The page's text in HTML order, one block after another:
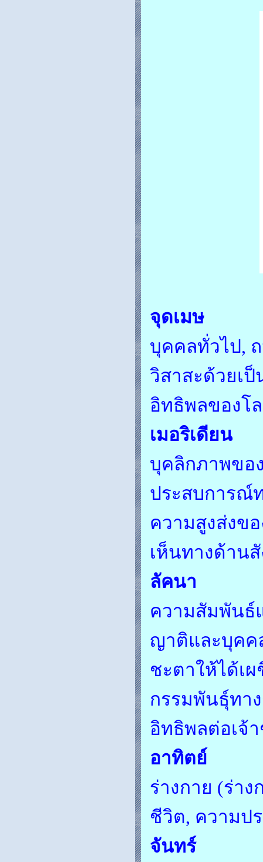
จุดเมษ
บุคคลทั่วไป,
วิสาสะด้วยเ
อิทธิพลของโ
เมอริเดียน
บุคลิกภาพขอ
ประสบการณ์
ความสูงส่งข
เห็นทางด้าน
ลัคนา
ความสัมพันธ์
ญาติและบุคค
ชะตาให้ได้เ
กรรมพันธุ์ทา
อิทธิพลต่อเจ้
อาทิตย์
ร่างกาย (ร่า
ชีวิต, ความป
จันทร์